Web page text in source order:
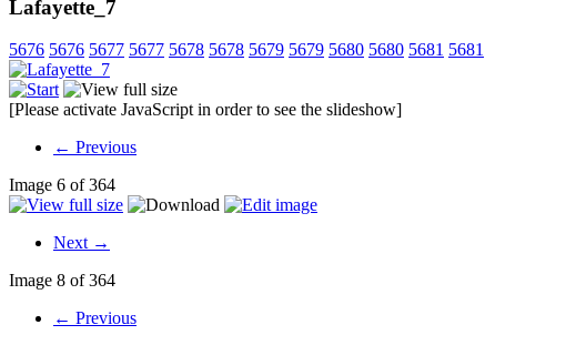
Lafayette_7
5676 5676 5677 5677 5678 5678 5679 5679 5680 5680 5681 5681
[Please activate JavaScript in order to see the slideshow]
← Previous
Image 6 of 364
Next →
Image 8 of 364
← Previous